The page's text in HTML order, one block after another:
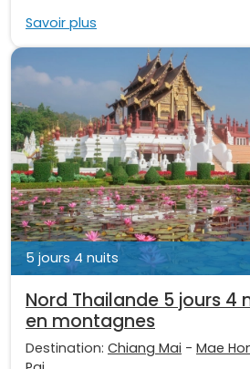
Savoir plus
5 jours 4 nuits
Nord Thailande 5 jours 4
en montagnes
Destination: Chiang Mai - Mae